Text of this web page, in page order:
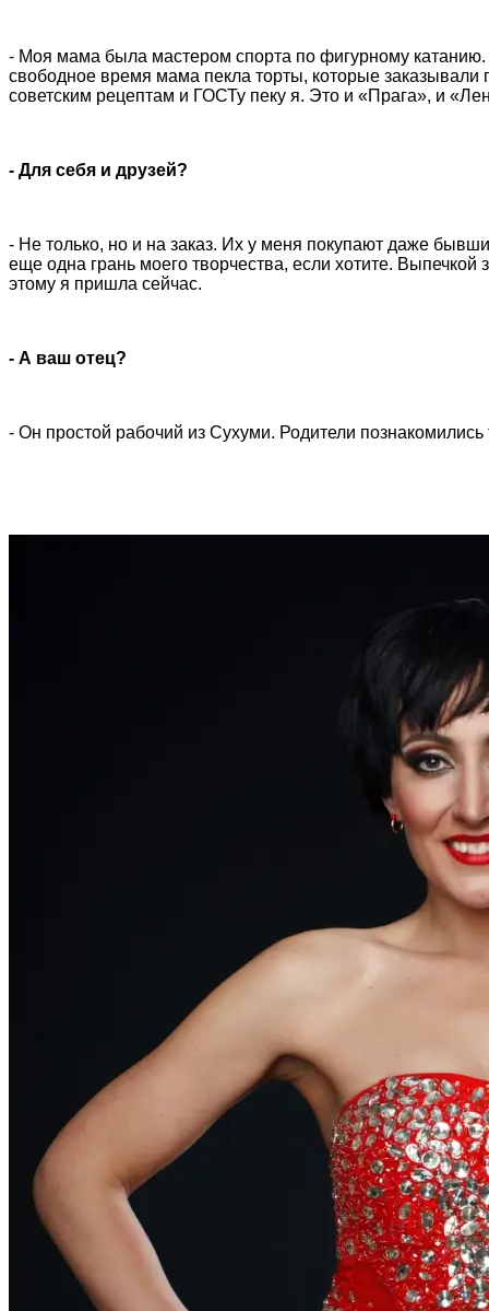
- Моя мама была мастером спорта по фигурному
свободное время мама пекла торты, которые
советским рецептам и ГОСТу пеку я. Это и «Прага», и
- Для себя и друзей?
- Не только, но и на заказ. Их у меня покупают даже
еще одна грань моего творчества, если хотите.
этому я пришла сейчас.
- А ваш отец?
- Он простой рабочий из Сухуми. Родители